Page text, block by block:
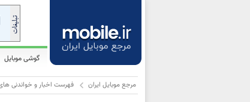
گوشی موبایل
مرجع موبایل ایران فهرست اخبار و خواندنی